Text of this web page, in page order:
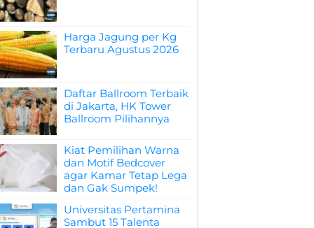
Harga Jagung per Kg
Terbaru Agustus 2026
Daftar Ballroom Terbaik
di Jakarta, HK Tower
Ballroom Pilihannya
Kiat Pemilihan Warna
dan Motif Bedcover
agar Kamar Tetap Lega
dan Gak Sumpek!
Universitas Pertamina
Sambut 15 Talenta